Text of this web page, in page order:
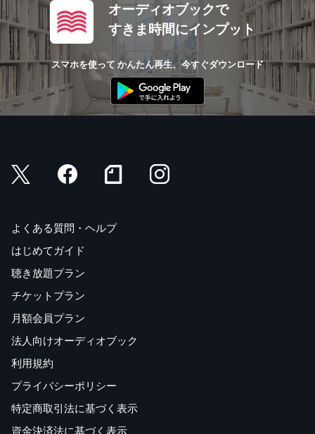
オーディオブックで
すきま時間にインプット
スマホを使って かんたん再生、今すぐダウンロード
よくある質問・ヘルプ
はじめてガイド
聴き放題プラン
チケットプラン
月額会員プラン
法人向けオーディオブック
利用規約
プライバシーポリシー
特定商取引法に基づく表示
資金決済法に基づく表示